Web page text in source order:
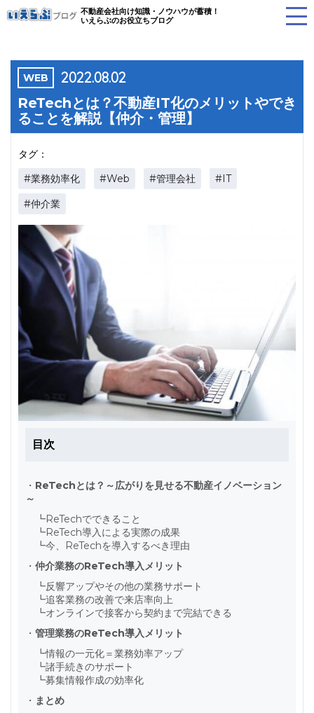
不動産会社向け知識・ノウハウが蓄積！
いえらぶのお役立ちブログ
WEB 2022.08.02
ReTechとは？不動産IT化のメリットやでき
ることを解説【仲介・管理】
タグ：
#業務効率化 #Web #管理会社
#IT
#仲介業
目次
・ ReTechとは？～広がりを見せる不動産イノベーション
～
┗ReTechでできること
┗ReTech導入による実際の成果
┗今、ReTechを導入するべき理由
・ 仲介業務のReTech導入メリット
┗反響アップやその他の業務サポート
┗追客業務の改善で来店率向上
┗オンラインで接客から契約まで完結できる
・ 管理業務のReTech導入メリット
┗情報の一元化＝業務効率アップ
┗諸手続きのサポート
┗募集情報作成の効率化
・ まとめ